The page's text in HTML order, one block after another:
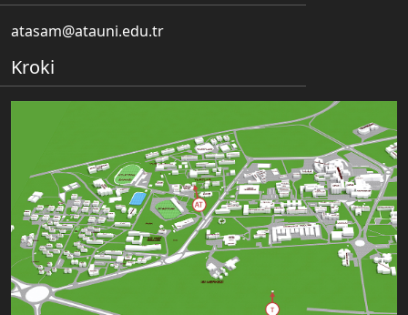
atasam@atauni.edu.tr
Kroki